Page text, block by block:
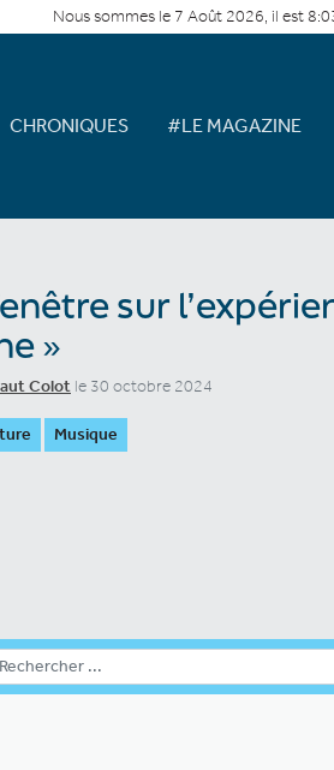
Nous sommes le 7 Août 2026, il est
CHRONIQUES #LE MAGAZINE
sur
»
Colot le 30 octobre 2024
Musique